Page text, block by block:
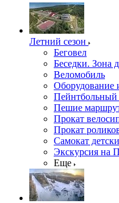
Летний сезон
Беговел
Беседки. Зона
Веломобиль
Оборудование
Пейнтбольный
Пешие
Прокат
Прокат
Самокат
Экскурсия на
Еще